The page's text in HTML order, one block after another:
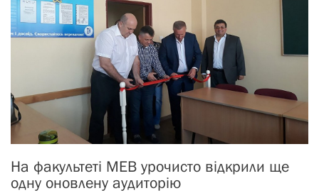
На факультеті МЕВ урочисто відкрили ще
одну оновлену аудиторію